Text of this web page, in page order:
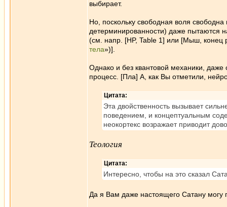
выбирает.
Но, поскольку свободная воля
детерминированности) даже пытаются
(см. напр. [HP, Table 1] или [Мыш, конец
тела»)].
Однако и без квантовой механики, даже
процесс. [Пла] А, как Вы отметили,
Цитата:
Эта двойственность вызывает
поведением, и концептуальным
неокортекс возражает приводит
Теология
Цитата:
Интересно, чтобы на это сказал
Да я Вам даже настоящего Сатану могу